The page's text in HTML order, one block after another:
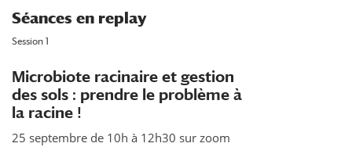
Séances en replay
Session 1
Microbiote racinaire et gestion
des sols : prendre le problème à
la racine !
25 septembre de 10h à 12h30 sur zoom